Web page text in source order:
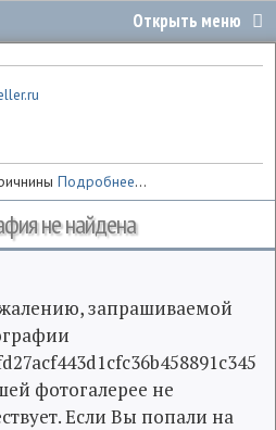
Подробнее...
не найдена
запрашиваемой
фотогалерее не
Если Вы попали на